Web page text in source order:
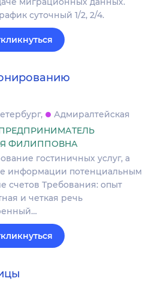
суточный 1/2, 2/4.
Адмиралтейская
ФИЛИППОВНА
гостиничных услуг, а
информации потенциальным
счетов Требования: опыт
и четкая речь